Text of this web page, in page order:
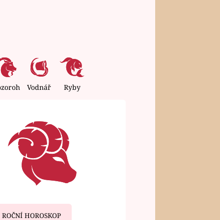
Vodnář Ryby
ROČNÍ HOROSKOP